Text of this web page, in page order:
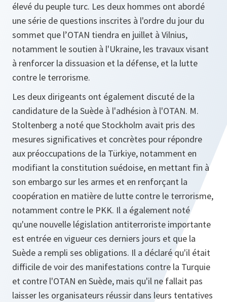
élevé du peuple turc. Les deux hommes ont abordé
une série de questions inscrites à l'ordre du jour du
sommet que l’OTAN tiendra en juillet à Vilnius,
notamment le soutien à l'Ukraine, les travaux visant
à renforcer la dissuasion et la défense, et la lutte
contre le terrorisme.
Les deux dirigeants ont également discuté de la
candidature de la Suède à l'adhésion à l'OTAN. M.
Stoltenberg a noté que Stockholm avait pris des
mesures significatives et concrètes pour répondre
aux préoccupations de la Türkiye, notamment en
modifiant la constitution suédoise, en mettant fin à
son embargo sur les armes et en renforçant la
coopération en matière de lutte contre le terrorisme,
notamment contre le PKK. Il a également noté
qu'une nouvelle législation antiterroriste importante
est entrée en vigueur ces derniers jours et que la
Suède a rempli ses obligations. Il a déclaré qu'il était
difficile de voir des manifestations contre la Turquie
et contre l'OTAN en Suède, mais qu'il ne fallait pas
laisser les organisateurs réussir dans leurs tentatives